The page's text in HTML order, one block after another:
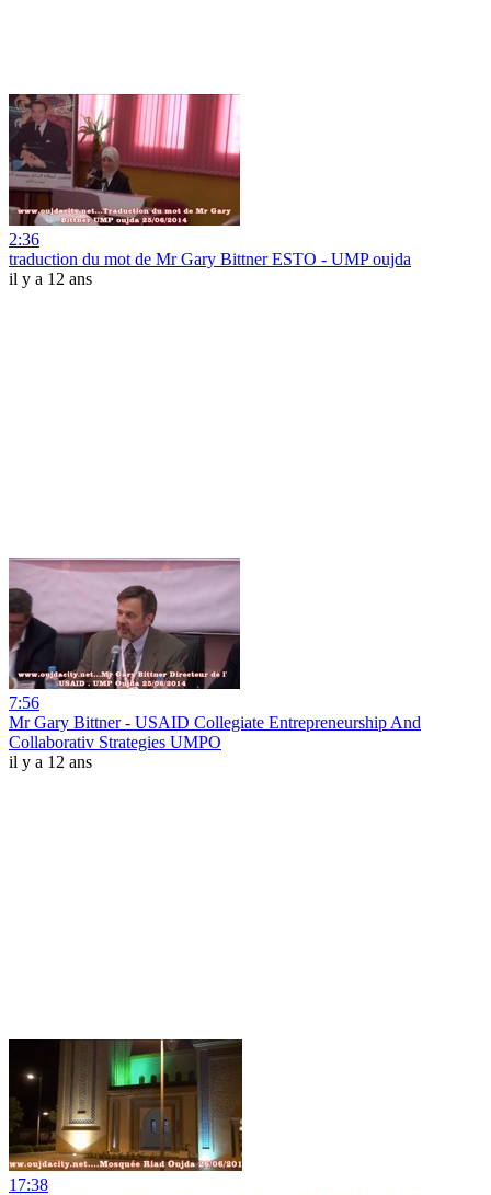
2:36
traduction du mot de Mr Gary Bittner ESTO - UMP oujda
il y a 12 ans
7:56
Mr Gary Bittner - USAID Collegiate Entrepreneurship And
Collaborativ Strategies UMPO
il y a 12 ans
17:38